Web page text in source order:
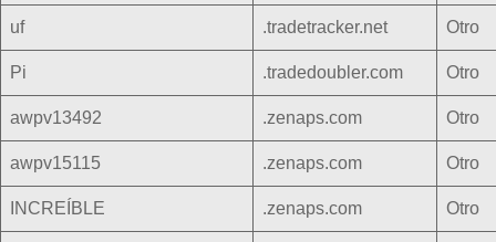
uf .tradetracker.net Otro
Pi .tradedoubler.com Otro
awpv13492 .zenaps.com Otro
awpv15115 .zenaps.com Otro
INCREÍBLE .zenaps.com Otro